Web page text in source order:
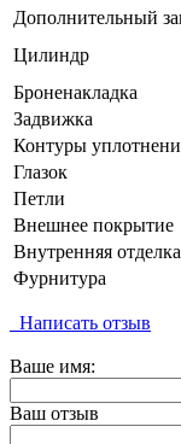
Дополнительный
Цилиндр
Броненакладка
Задвижка
Контуры
Глазок
Петли
Внешнее покрытие
Внутренняя отделка
Фурнитура
Написать отзыв
Ваше имя:
Ваш отзыв